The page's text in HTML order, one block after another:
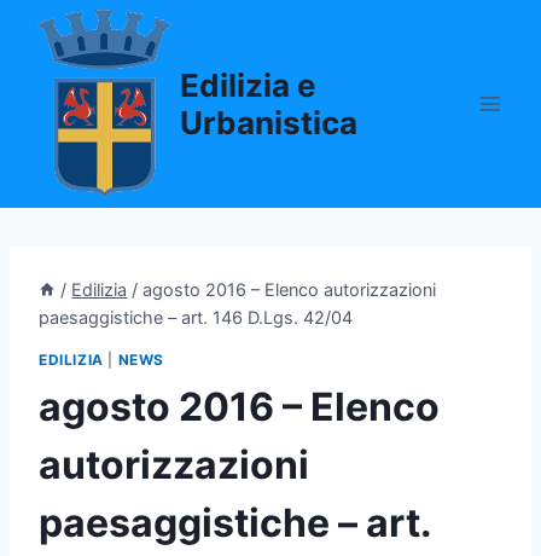
Salta
contenuto
Edilizia e
Urbanistica
/ Edilizia / agosto 2016 – Elenco autorizzazioni
paesaggistiche – art. 146 D.Lgs. 42/04
EDILIZIA NEWS
agosto 2016 – Elenco
autorizzazioni
paesaggistiche – art.